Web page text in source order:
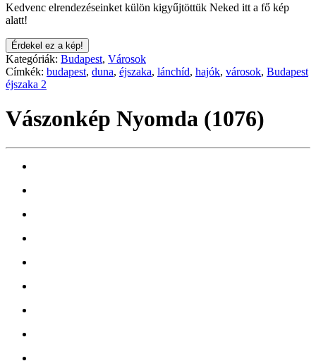
Kedvenc elrendezéseinket külön kigyűjtöttük Neked itt a fő kép
alatt!
Érdekel ez a kép!
Kategóriák: Budapest, Városok
Címkék: budapest, duna, éjszaka, lánchíd, hajók, városok, Budapest
éjszaka 2
Vászonkép Nyomda (1076)